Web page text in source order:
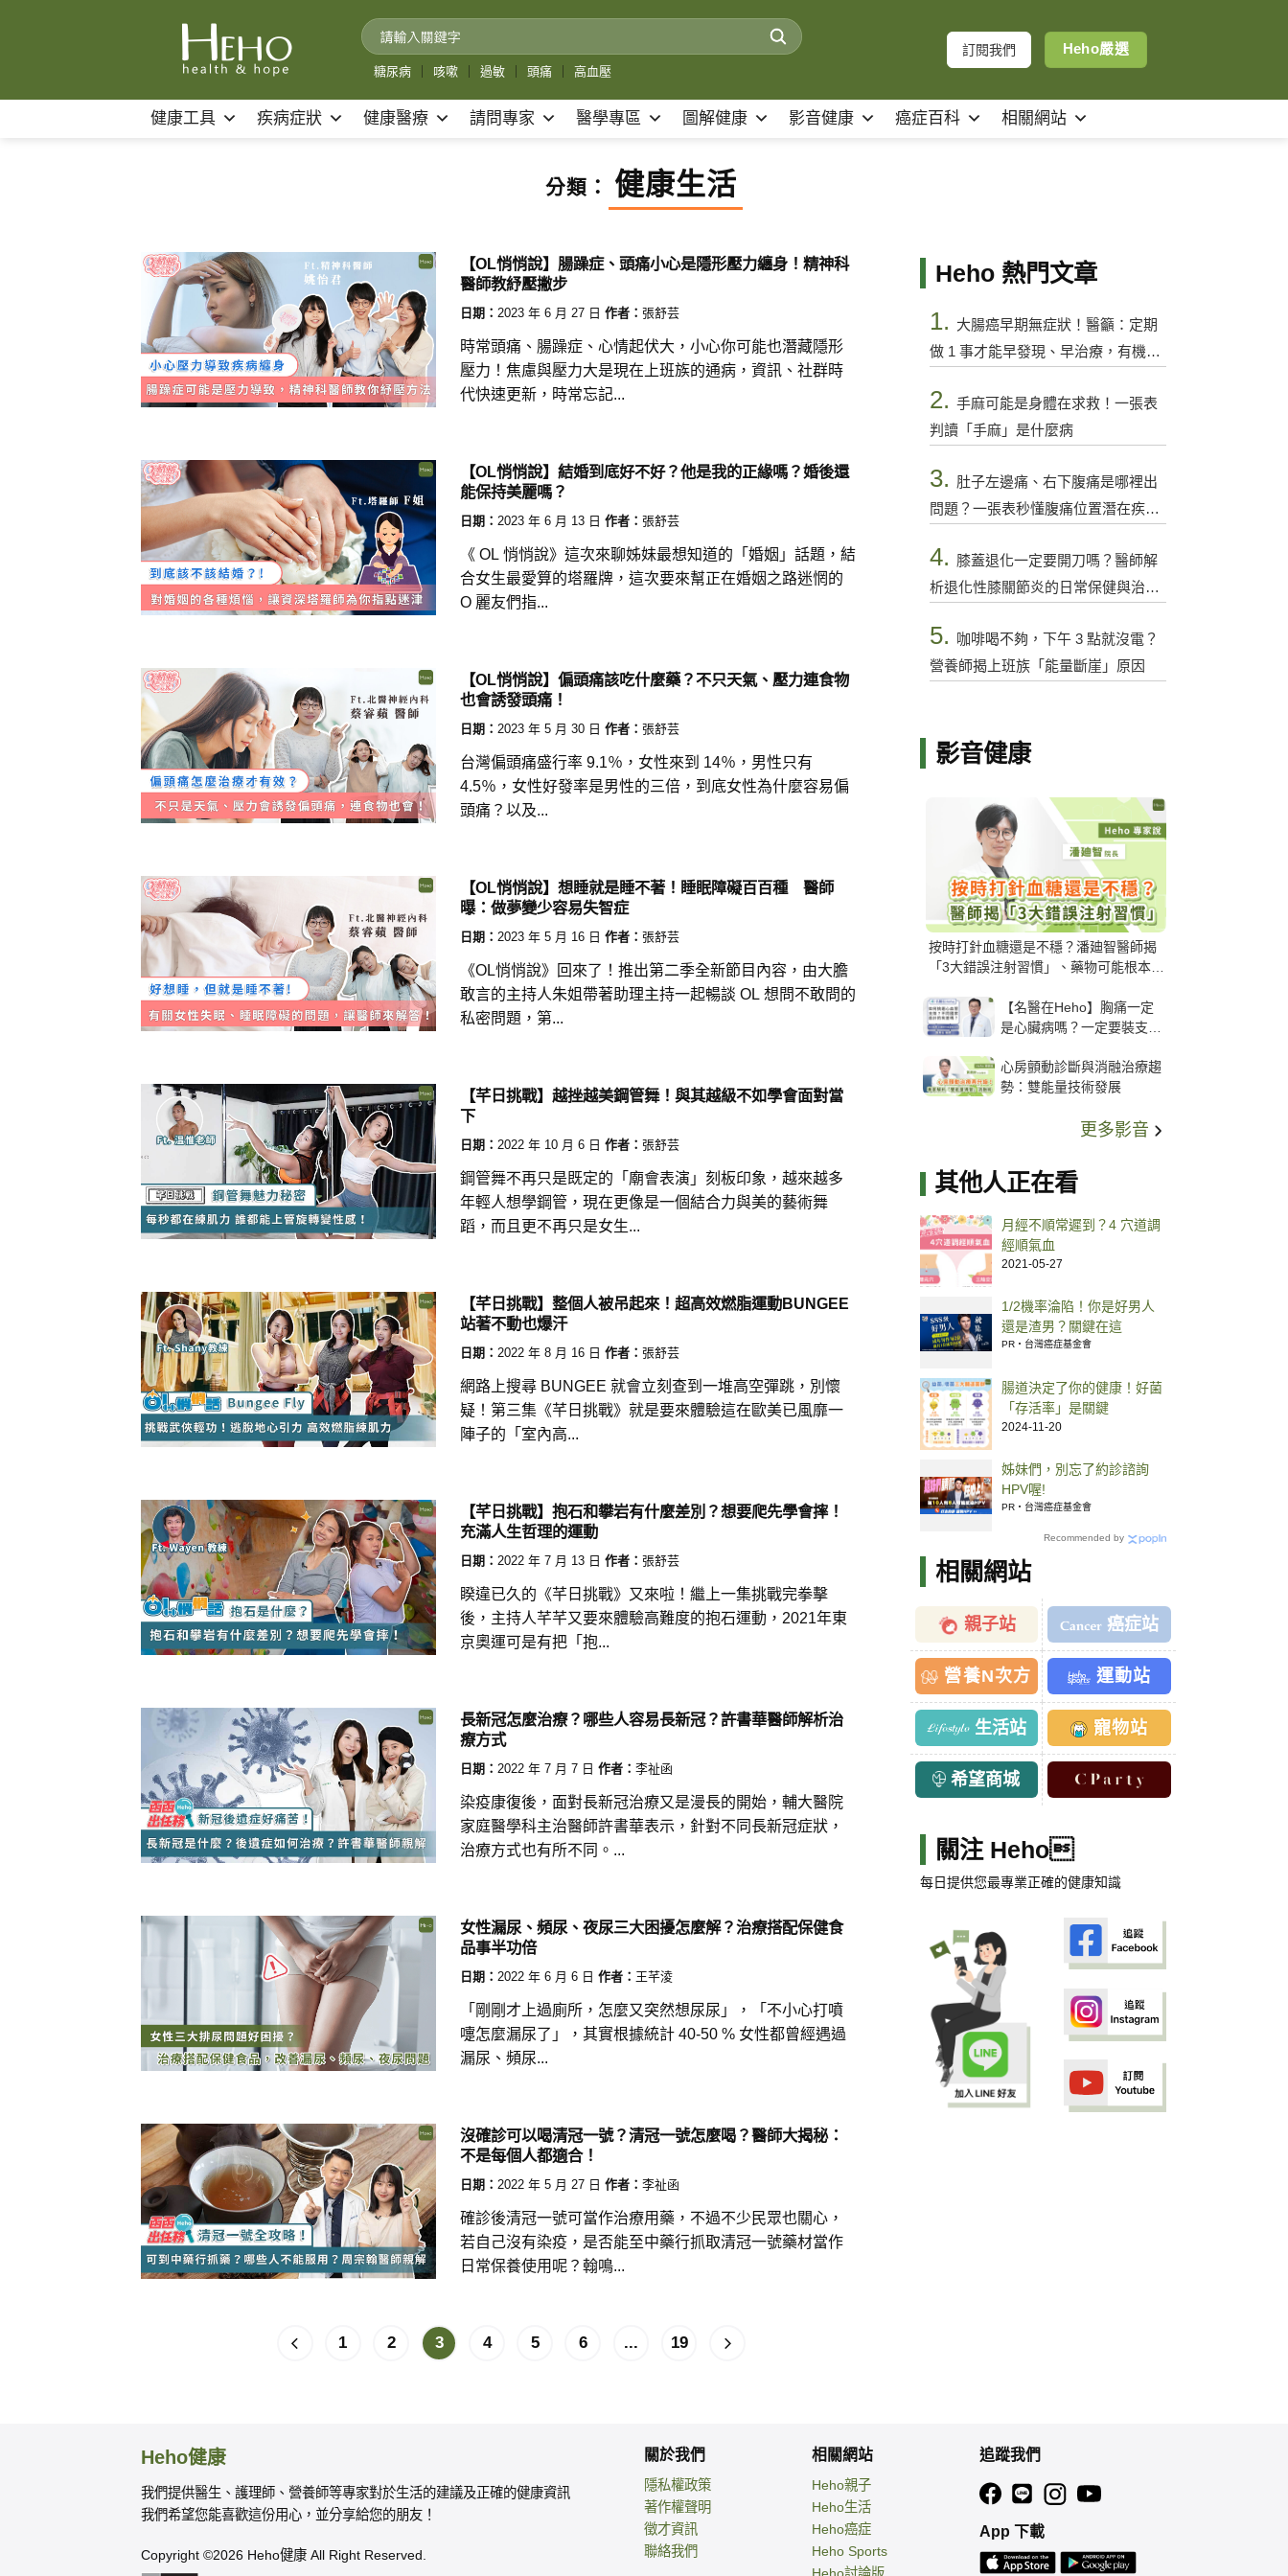
糖尿病 咳嗽 過敏 頭痛 高血壓
訂閱我們 Heho嚴選
健康工具 疾病症狀 健康醫療 請問專家 醫學專區 圖解健康 影音健康 癌症百科 相關網站
分類： 健康生活
【OL悄悄說】腸躁症、頭痛小心是隱形壓力纏身！精神科
醫師教紓壓撇步
日期： 2023 年 6 月 27 日 作者： 張舒芸
時常頭痛、腸躁症、心情起伏大，小心你可能也潛藏隱形
壓力！焦慮與壓力大是現在上班族的通病，資訊、社群時
代快速更新，時常忘記...
【OL悄悄說】結婚到底好不好？他是我的正緣嗎？婚後還
能保持美麗嗎？
日期： 2023 年 6 月 13 日 作者： 張舒芸
《 OL 悄悄說》這次來聊姊妹最想知道的「婚姻」話題，結
合女生最愛算的塔羅牌，這次要來幫正在婚姻之路迷惘的
O 麗友們指...
【OL悄悄說】偏頭痛該吃什麼藥？不只天氣、壓力連食物
也會誘發頭痛！
日期： 2023 年 5 月 30 日 作者： 張舒芸
台灣偏頭痛盛行率 9.1％，女性來到 14％，男性只有
4.5％，女性好發率是男性的三倍，到底女性為什麼容易偏
頭痛？以及...
【OL悄悄說】想睡就是睡不著！睡眠障礙百百種 醫師
曝：做夢變少容易失智症
日期： 2023 年 5 月 16 日 作者： 張舒芸
《OL悄悄說》回來了！推出第二季全新節目內容，由大膽
敢言的主持人朱姐帶著助理主持一起暢談 OL 想問不敢問的
私密問題，第...
【芊日挑戰】越挫越美鋼管舞！與其越級不如學會面對當
下
日期： 2022 年 10 月 6 日 作者： 張舒芸
鋼管舞不再只是既定的「廟會表演」刻板印象，越來越多
年輕人想學鋼管，現在更像是一個結合力與美的藝術舞
蹈，而且更不再只是女生...
【芊日挑戰】整個人被吊起來！超高效燃脂運動BUNGEE
站著不動也爆汗
日期： 2022 年 8 月 16 日 作者： 張舒芸
網路上搜尋 BUNGEE 就會立刻查到一堆高空彈跳，別懷
疑！第三集《芊日挑戰》就是要來體驗這在歐美已風靡一
陣子的「室內高...
【芊日挑戰】抱石和攀岩有什麼差別？想要爬先學會摔！
充滿人生哲理的運動
日期： 2022 年 7 月 13 日 作者： 張舒芸
睽違已久的《芊日挑戰》又來啦！繼上一集挑戰完拳擊
後，主持人芊芊又要來體驗高難度的抱石運動，2021年東
京奧運可是有把「抱...
長新冠怎麼治療？哪些人容易長新冠？許書華醫師解析治
療方式
日期： 2022 年 7 月 7 日 作者： 李祉函
染疫康復後，面對長新冠治療又是漫長的開始，輔大醫院
家庭醫學科主治醫師許書華表示，針對不同長新冠症狀，
治療方式也有所不同。...
女性漏尿、頻尿、夜尿三大困擾怎麼解？治療搭配保健食
品事半功倍
日期： 2022 年 6 月 6 日 作者： 王芊淩
「剛剛才上過廁所，怎麼又突然想尿尿」，「不小心打噴
嚏怎麼漏尿了」，其實根據統計 40-50 % 女性都曾經遇過
漏尿、頻尿...
沒確診可以喝清冠一號？清冠一號怎麼喝？醫師大揭秘：
不是每個人都適合！
日期： 2022 年 5 月 27 日 作者： 李祉函
確診後清冠一號可當作治療用藥，不過不少民眾也關心，
若自己沒有染疫，是否能至中藥行抓取清冠一號藥材當作
日常保養使用呢？翰鳴...
1 2 3 4 5 6 ... 19
Heho 熱門文章
1. 大腸癌早期無症狀！醫籲：定期
做 1 事才能早發現、早治療，有機會
2. 手麻可能是身體在求救！一張表
判讀「手麻」是什麼病
3. 肚子左邊痛、右下腹痛是哪裡出
問題？一張表秒懂腹痛位置潛在疾病
4. 膝蓋退化一定要開刀嗎？醫師解
析退化性膝關節炎的日常保健與治療
5.
咖啡喝不夠，下午 3 點就沒電？
營養師揭上班族「能量斷崖」原因
影音健康
按時打針血糖還是不穩？潘廸智醫師揭
「3大錯誤注射習慣」、藥物可能根本沒
【名醫在Heho】胸痛一定
是心臟病嗎？一定要裝支
解析支架種類、風險與選擇
關鍵
心房顫動診斷與消融治療趨
勢：雙能量技術發展
更多影音
其他人正在看
月經不順常遲到？4 穴道調
經順氣血
2021-05-27
1/2機率淪陷！你是好男人
還是渣男？關鍵在這
PR・台灣癌症基金會
腸道決定了你的健康！好菌
「存活率」是關鍵
2024-11-20
姊妹們，別忘了約診諮詢
HPV喔!
PR・台灣癌症基金會
Recommended by
相關網站
親子站 癌症站
營養N次方 運動站
生活站 寵物站
希望商城
關注 Heho
每日提供您最專業正確的健康知識
Heho健康
我們提供醫生、護理師、營養師等專家對於生活的建議及正確的健康資訊
我們希望您能喜歡這份用心，並分享給您的朋友！
Copyright ©2026 Heho健康 All Right Reserved.
關於我們
隱私權政策
著作權聲明
徵才資訊
聯絡我們
相關網站
Heho親子
Heho生活
Heho癌症
Heho Sports
追蹤我們
App 下載